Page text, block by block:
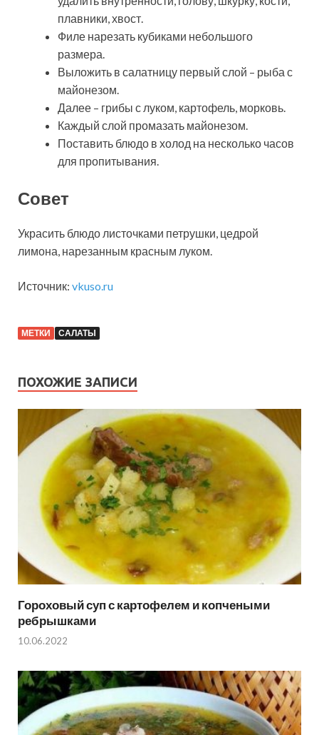
плавники, хвост.
Филе нарезать кубиками небольшого
размера.
Выложить в салатницу первый слой – рыба с
майонезом.
Далее – грибы с луком, картофель, морковь.
Каждый слой промазать майонезом.
Поставить блюдо в холод на несколько часов
для пропитывания.
Совет
Украсить блюдо листочками петрушки, цедрой
лимона, нарезанным красным луком.
Источник: vkuso.ru
МЕТКИ САЛАТЫ
ПОХОЖИЕ ЗАПИСИ
Гороховый суп с картофелем и копчеными
ребрышками
10.06.2022